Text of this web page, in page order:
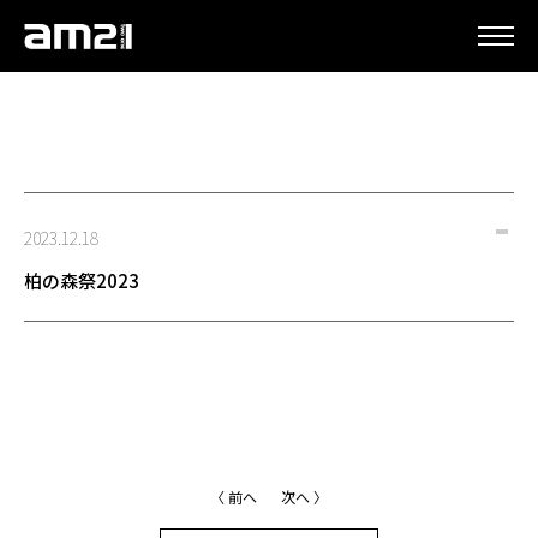
2023.12.18
柏の森祭2023
〈 前へ 次へ 〉